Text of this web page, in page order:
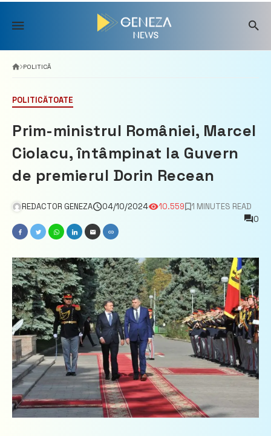
Skip
content
POLITICĂ
POLITICĂTOATE
Prim-ministrul României, Marcel
Ciolacu, întâmpinat la Guvern
de premierul Dorin Recean
REDACTOR GENEZA 04/10/2024 10.559
1 MINUTES READ
0